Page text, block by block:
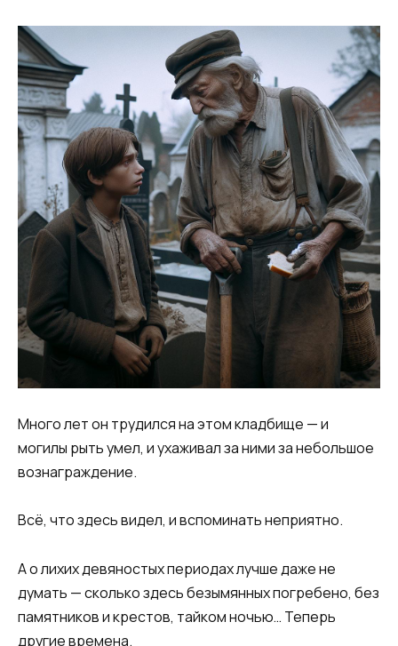
Много лет он трудился на этом кладбище — и
могилы рыть умел, и ухаживал за ними за небольшое
вознаграждение.
Всё, что здесь видел, и вспоминать неприятно.
А о лихих девяностых периодах лучше даже не
думать — сколько здесь безымянных погребено, без
памятников и крестов, тайком ночью… Теперь
другие времена.